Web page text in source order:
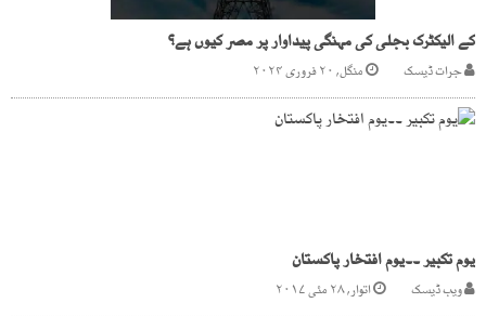
کے الیکٹرک بجلی کی مہنگی پیداوار پر مصر کیوں ہے؟
جرات ڈیسک منگل, ۲۰ فروری ۲۰۲۴
یوم تکبیر ۔۔یوم افتخار پاکستان
ویب ڈیسک اتوار, ۲۸ مئی ۲۰۱۷